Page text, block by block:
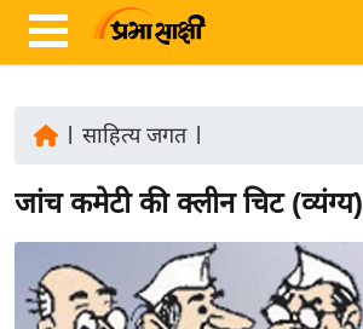
ज़ा
साहित्य जगत|
जांच कमेटी की क्लीन चिट (व्यंग्य)